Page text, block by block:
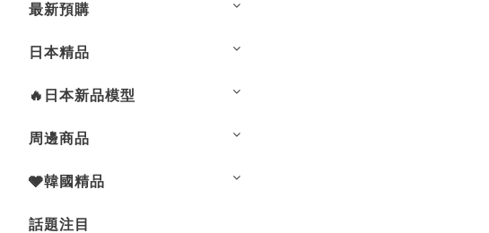
最新預購
日本精品
🔥日本新品模型
周邊商品
🩶韓國精品
話題注目